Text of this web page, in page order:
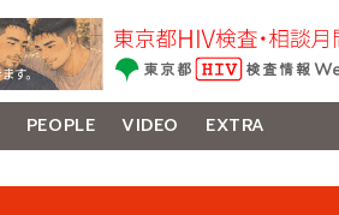
PEOPLE VIDEO
EXTRA